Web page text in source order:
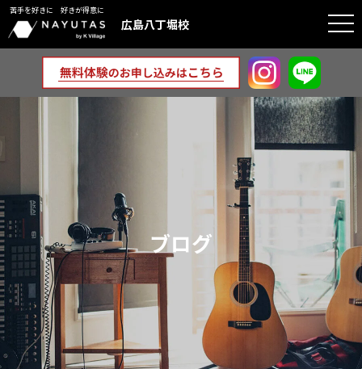
苦手を好きに 好きが得意に
広島八丁堀校
ブログ